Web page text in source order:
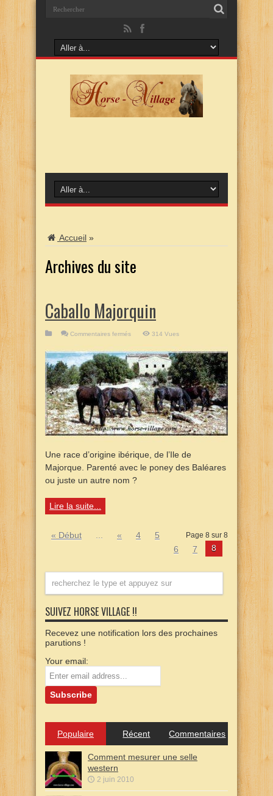
Accueil »
Archives du site
Caballo Majorquin
Commentaires fermés 314 Vues
Une race d’origine ibérique, de l’Ile de
Majorque. Parenté avec le poney des Baléares
ou juste un autre nom ?
Lire la suite...
Page 8 sur 8
« Début « 4
5
6
7 8
SUIVEZ HORSE VILLAGE !!
Recevez une notification lors des prochaines
parutions !
Your email:
Populaire Récent Commentaires
Comment mesurer une selle
western
2 juin 2010